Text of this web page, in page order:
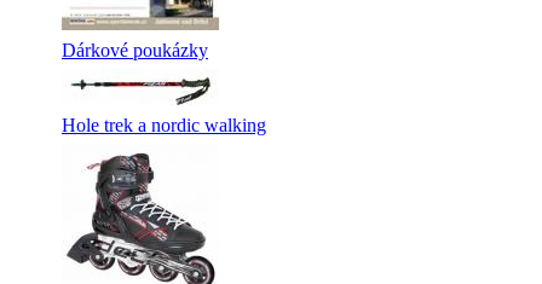
Dárkové poukázky
Hole trek a nordic walking